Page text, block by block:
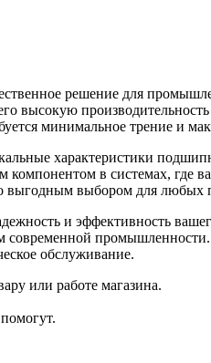
решение для
высокую
минимальное трение и
характеристики
компонентом в системах,
выгодным выбором для
и эффективность
современной
обслуживание.
или работе магазина.